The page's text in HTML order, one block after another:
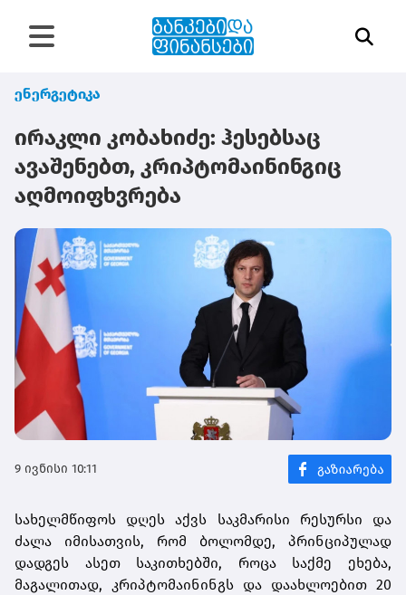
ენერგეტიკა
ირაკლი კობახიძე: ჰესებსაც
ავაშენებთ, კრიპტომაინინგიც
აღმოიფხვრება
9 ივნისი 10:11
სახელმწიფოს დღეს აქვს საკმარისი რესურსი და
ძალა იმისათვის, რომ ბოლომდე, პრინციპულად
დადგეს ასეთ საკითხებში, როცა საქმე ეხება,
მაგალითად, კრიპტომაინინგს და დაახლოებით 20